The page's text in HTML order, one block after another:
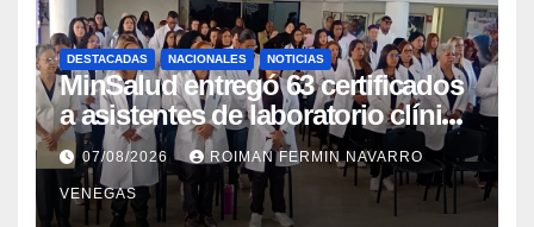
DESTACADAS NACIONALES NOTICIAS
MinSalud entregó 63 certificados
a asistentes de laboratorio clínico
para garantizar respaldo legal y
profesional
07/08/2026 ROIMAN FERMIN NAVARRO
VENEGAS